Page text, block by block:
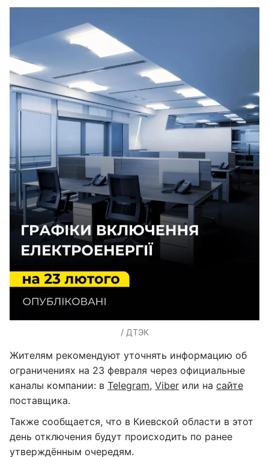
/ ДТЭК
Жителям рекомендуют уточнять информацию об
ограничениях на 23 февраля через официальные
каналы компании: в Telegram, Viber или на сайте
поставщика.
Также сообщается, что в Киевской области в этот
день отключения будут происходить по ранее
утверждённым очередям.